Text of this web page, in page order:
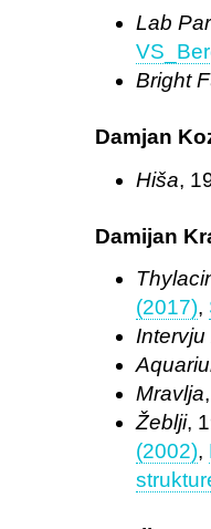
Lab
Bright
Damjan
Hiša,
Damijan
(2017),
Mravlja
Žeblji,
(2002),